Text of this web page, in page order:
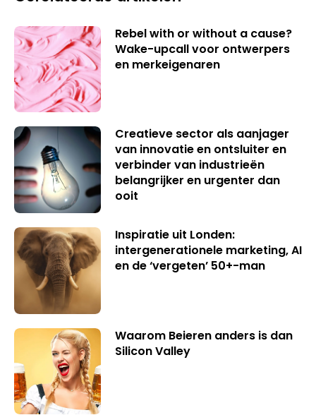
Rebel with or without a cause?
Wake-upcall voor ontwerpers
en merkeigenaren
Creatieve sector als aanjager
van innovatie en ontsluiter en
verbinder van industrieën
belangrijker en urgenter dan
ooit
Inspiratie uit Londen:
intergenerationele marketing, AI
en de ‘vergeten’ 50+-man
Waarom Beieren anders is dan
Silicon Valley